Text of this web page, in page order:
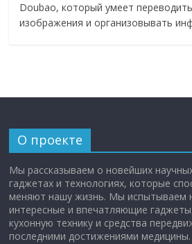
Doubao, который умеет
изображения и организовывать
О проекте
Мы рассказываем о новейших
гаджетах и технологиях, которые
меняют нашу жизнь. Мы испытываем
интересные и впечатляющие
кухонную технику и средства
последними достижениями медицины.